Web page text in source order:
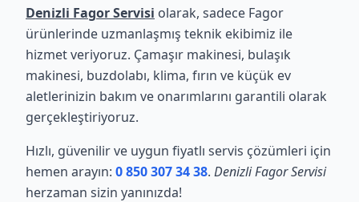
Denizli Fagor Servisi olarak, sadece Fagor
ürünlerinde uzmanlaşmış teknik ekibimiz ile
hizmet veriyoruz. Çamaşır makinesi, bulaşık
makinesi, buzdolabı, klima, fırın ve küçük ev
aletlerinizin bakım ve onarımlarını garantili olarak
gerçekleştiriyoruz.
Hızlı, güvenilir ve uygun fiyatlı servis çözümleri için
hemen arayın: 0 850 307 34 38. Denizli Fagor Servisi
herzaman sizin yanınızda!